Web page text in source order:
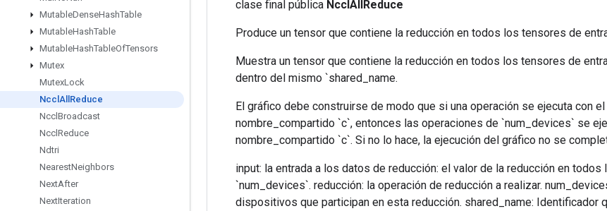
MutableDenseHashTable
MutableHashTable
MutableHashTableOfTensors
Mutex
MutexLock
Nccl All Reduce
Nccl Broadcast
Nccl Reduce
Ndtri
NearestNeighbors
NextAfter
NextIteration
clase final pública NcclAllReduce
Produce un tensor que contiene la reducción en todos los tensores de
Muestra un tensor que contiene la reducción en todos los tensores de
dentro del mismo `shared_name.
El gráfico debe construirse de modo que si una operación se ejecuta con
nombre_compartido `c`, entonces las operaciones de `num_devices` se
nombre_compartido `c`. Si no lo hace, la ejecución del gráfico no se
input: la entrada a los datos de reducción: el valor de la reducción en
`num_devices`. reducción: la operación de reducción a realizar.
dispositivos que participan en esta reducción. shared_name: Identificador